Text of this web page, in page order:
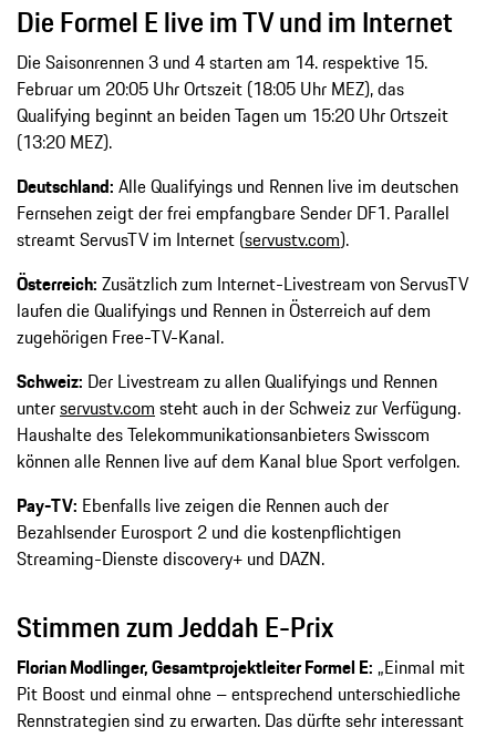
Die Formel E live im TV und im Internet
Die Saisonrennen 3 und 4 starten am 14. respektive 15.
Februar um 20:05 Uhr Ortszeit (18:05 Uhr MEZ), das
Qualifying beginnt an beiden Tagen um 15:20 Uhr Ortszeit
(13:20 MEZ).
Deutschland: Alle Qualifyings und Rennen live im deutschen
Fernsehen zeigt der frei empfangbare Sender DF1. Parallel
streamt ServusTV im Internet (servustv.com).
Österreich: Zusätzlich zum Internet-Livestream von ServusTV
laufen die Qualifyings und Rennen in Österreich auf dem
zugehörigen Free-TV-Kanal.
Schweiz: Der Livestream zu allen Qualifyings und Rennen
unterservustv.com steht auch in der Schweiz zur Verfügung.
Haushalte des Telekommunikationsanbieters Swisscom
können alle Rennen live auf dem Kanal blue Sport verfolgen.
Pay-TV: Ebenfalls live zeigen die Rennen auch der
Bezahlsender Eurosport 2 und die kostenpflichtigen
Streaming-Dienste discovery+ und DAZN.
Stimmen zum Jeddah E-Prix
Florian Modlinger, Gesamtprojektleiter Formel E: „Einmal mit
Pit Boost und einmal ohne – entsprechend unterschiedliche
Rennstrategien sind zu erwarten. Das dürfte sehr interessant